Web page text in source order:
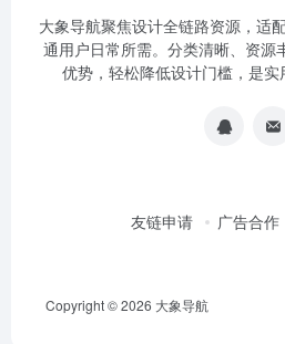
大象导航聚焦设计全链路资源，适
通用户日常所需。分类清晰、资源
优势，轻松降低设计门槛，是实
友链申请 广告合作
Copyright © 2026 大象导航